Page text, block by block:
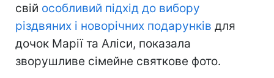
свій особливий підхід до вибору
різдвяних і новорічних подарунків для
дочок Марії та Аліси, показала
зворушливе сімейне святкове фото.